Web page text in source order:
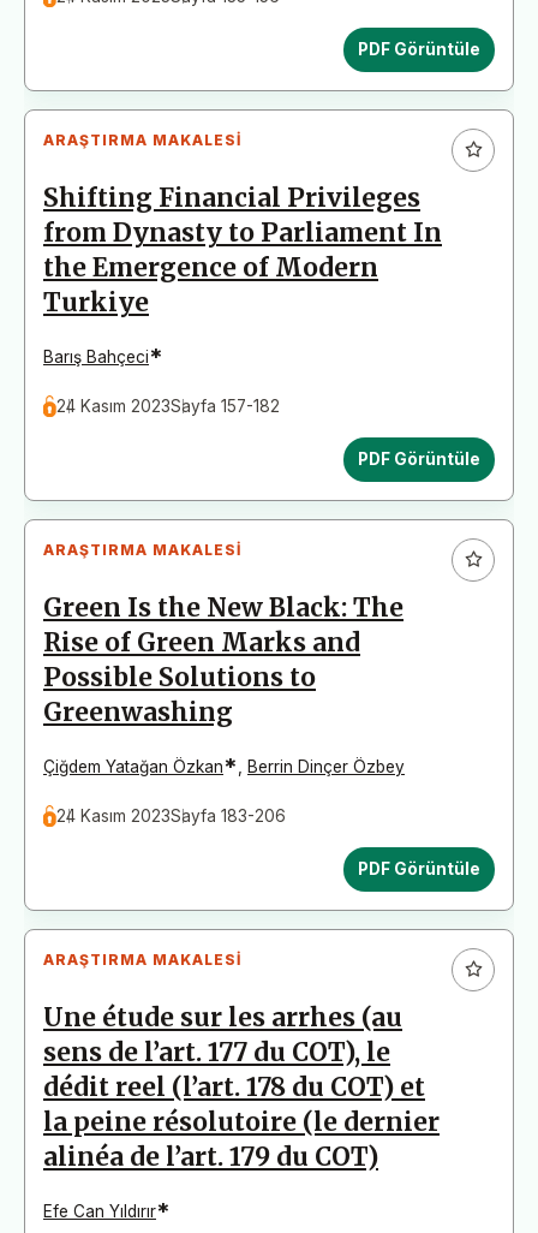
PDF Görüntüle
ARAŞTIRMA MAKALESI
Shifting Financial Privileges
from Dynasty to Parliament In
the Emergence of Modern
Turkiye
Barış Bahçeci*
24 Kasım 2023Sayfa 157-182
PDF Görüntüle
ARAŞTIRMA MAKALESI
Green Is the New Black: The
Rise of Green Marks and
Possible Solutions to
Greenwashing
Çiğdem Yatağan Özkan* Berrin Dinçer Özbey
24 Kasım 2023Sayfa 183-206
PDF Görüntüle
ARAŞTIRMA MAKALESI
Une étude sur les arrhes (au
sens de l’art. 177 du COT), le
dédit reel (l’art. 178 du COT) et
la peine résolutoire (le dernier
alinéa de l’art. 179 du COT)
Efe Can Yıldırır*